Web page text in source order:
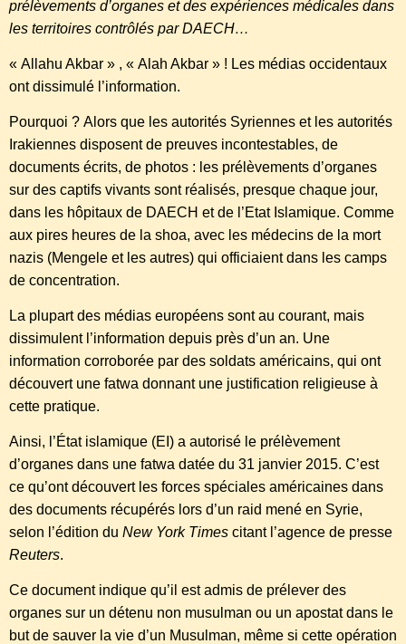
prélèvements d’organes et des expériences médicales dans
les territoires contrôlés par DAECH…
« Allahu Akbar » , « Alah Akbar » ! Les médias occidentaux
ont dissimulé l’information.
Pourquoi ? Alors que les autorités Syriennes et les autorités
Irakiennes disposent de preuves incontestables, de
documents écrits, de photos : les prélèvements d’organes
sur des captifs vivants sont réalisés, presque chaque jour,
dans les hôpitaux de DAECH et de l’Etat Islamique. Comme
aux pires heures de la shoa, avec les médecins de la mort
nazis (Mengele et les autres) qui officiaient dans les camps
de concentration.
La plupart des médias européens sont au courant, mais
dissimulent l’information depuis près d’un an. Une
information corroborée par des soldats américains, qui ont
découvert une fatwa donnant une justification religieuse à
cette pratique.
Ainsi, l’État islamique (EI) a autorisé le prélèvement
d’organes dans une fatwa datée du 31 janvier 2015. C’est
ce qu’ont découvert les forces spéciales américaines dans
des documents récupérés lors d’un raid mené en Syrie,
selon l’édition du New York Times citant l’agence de presse
Reuters.
Ce document indique qu’il est admis de prélever des
organes sur un détenu non musulman ou un apostat dans le
but de sauver la vie d’un Musulman, même si cette opération